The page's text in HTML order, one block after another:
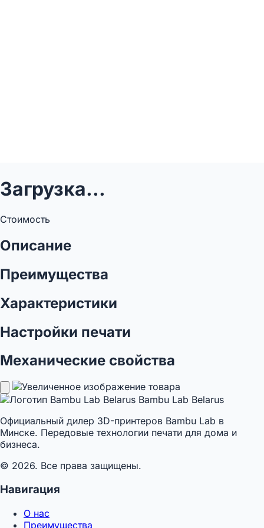
Загрузка...
Стоимость
Описание
Преимущества
Характеристики
Настройки печати
Механические свойства
Bambu Lab Belarus
Официальный дилер 3D-принтеров Bambu Lab в
Минске. Передовые технологии печати для дома и
бизнеса.
© 2026. Все права защищены.
Навигация
О нас
Преимущества